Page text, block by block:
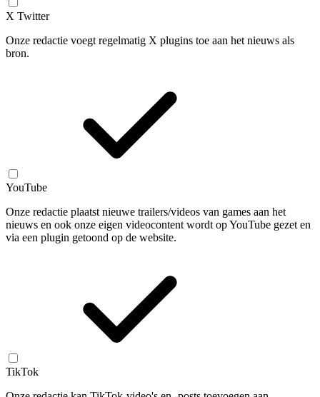
X Twitter
Onze redactie voegt regelmatig X plugins toe aan het nieuws als
bron.
YouTube
Onze redactie plaatst nieuwe trailers/videos van games aan het
nieuws en ook onze eigen videocontent wordt op YouTube gezet en
via een plugin getoond op de website.
TikTok